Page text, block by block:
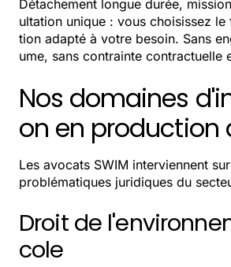
Détachement longue durée,
ultation unique : vous choisissez
tion adapté à votre besoin. Sans
ume, sans contrainte contractuelle
Nos domaines
on en production
Les avocats SWIM interviennent
problématiques juridiques du
Droit de
cole